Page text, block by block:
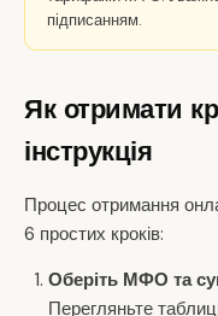
підписанням.
Як отримати
інструкція
Процес отримання
6 простих кроків:
Оберіть МФО та
Перегляньте